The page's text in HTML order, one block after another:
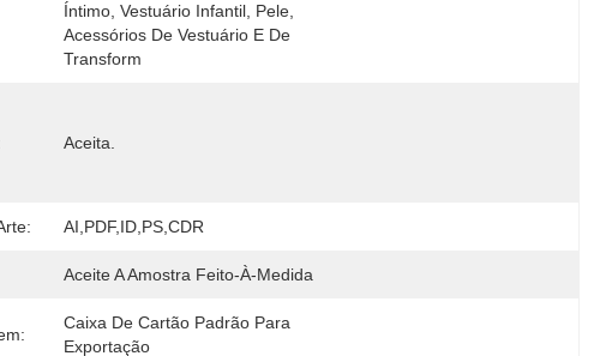
Íntimo, Vestuário Infantil, Pele,
Acessórios De Vestuário E De
Transform
Aceita.
AI,PDF,ID,PS,CDR
Aceite A Amostra Feito-À-Medida
Caixa De Cartão Padrão Para
Exportação